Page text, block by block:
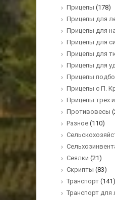
Прицепы (178)
Прицепы для
Прицепы для
Прицепы для
Прицепы для
Прицепы для
Прицепы
Прицепы с П.
Прицепы трех
Противовесы
Разное (110)
Сеялки (21)
Скрипты (83)
Транспорт (141)
Транспорт для